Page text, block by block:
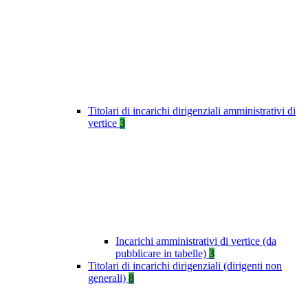
Titolari di incarichi dirigenziali amministrativi di
vertice 3
Incarichi amministrativi di vertice (da
pubblicare in tabelle) 3
Titolari di incarichi dirigenziali (dirigenti non
generali) 8